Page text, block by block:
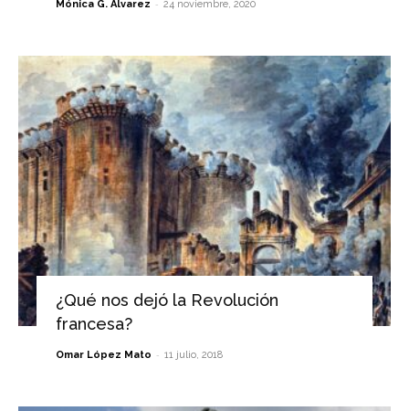
Mónica G. Álvarez - 24 noviembre, 2020
¿Qué nos dejó la Revolución
francesa?
Omar López Mato - 11 julio, 2018